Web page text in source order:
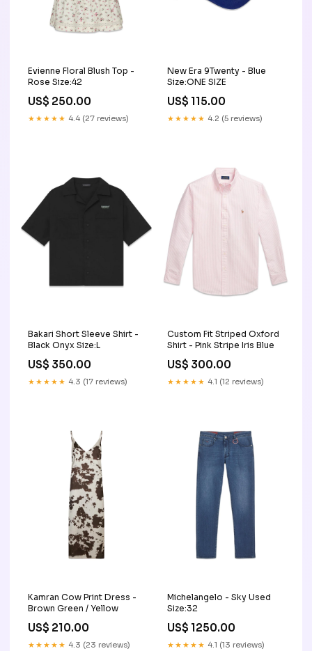
Evienne Floral Blush Top -
Rose Size:42
US$ 250.00
★★★★★ 4.4 (27 reviews)
New Era 9Twenty - Blue
Size:ONE SIZE
US$ 115.00
★★★★★ 4.2 (5 reviews)
Bakari Short Sleeve Shirt -
Black Onyx Size:L
US$ 350.00
★★★★★ 4.3 (17 reviews)
Custom Fit Striped Oxford
Shirt - Pink Stripe Iris Blue
US$ 300.00
★★★★★ 4.1 (12 reviews)
Kamran Cow Print Dress -
Brown Green / Yellow
US$ 210.00
★★★★★ 4.3 (23 reviews)
Michelangelo - Sky Used
Size:32
US$ 1250.00
★★★★★ 4.1 (13 reviews)